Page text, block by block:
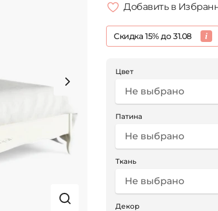
Добавить в
Скидка 15% до 31.08
Цвет
Не выбрано
Патина
Не выбрано
Ткань
Не выбрано
Декор